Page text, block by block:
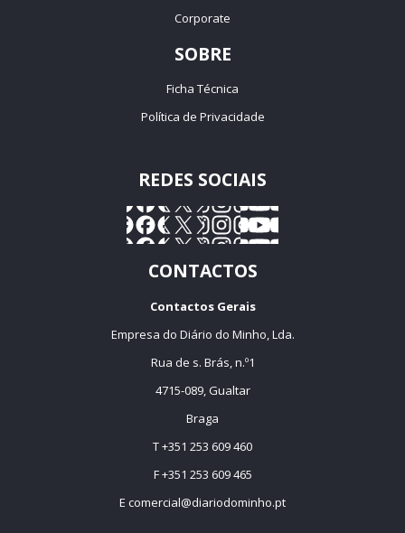
Corporate
SOBRE
Ficha Técnica
Política de Privacidade
REDES SOCIAIS
CONTACTOS
Contactos Gerais
Empresa do Diário do Minho, Lda.
Rua de s. Brás, n.º1
4715-089, Gualtar
Braga
T +351 253 609 460
F +351 253 609 465
E comercial@diariodominho.pt